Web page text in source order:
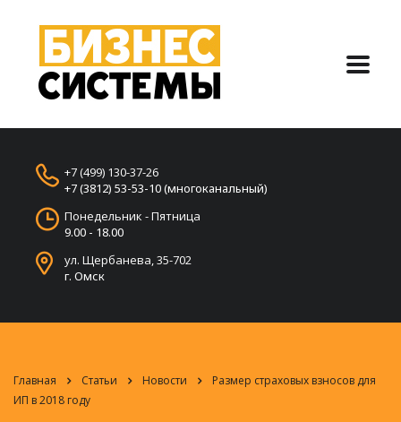
+7 (499) 130-37-26
+7 (3812) 53-53-10 (многоканальный)
Понедельник - Пятница
9.00 - 18.00
ул. Щербанева, 35-702
г. Омск
Главная Статьи Новости
Размер страховых взносов для
ИП в 2018 году